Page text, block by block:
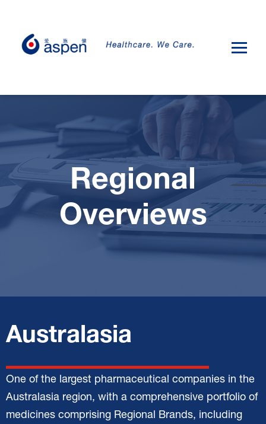
Regional
Overviews
Australasia
One of the largest pharmaceutical companies in the
Australasia region, with a comprehensive portfolio of
medicines comprising Regional Brands, including